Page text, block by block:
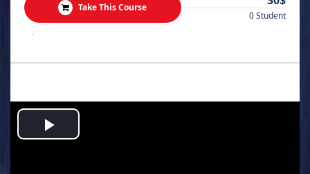
Take This Course
0 Student
.
Play